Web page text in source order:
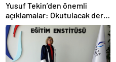
Yusuf Tekin’den önemli
açıklamalar: Okutulacak dersi
kalmamış öğretmene branş
değişikliği masada